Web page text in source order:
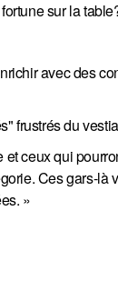
sur la
avec des
frustrés du
ceux qui
Ces gars-là
»